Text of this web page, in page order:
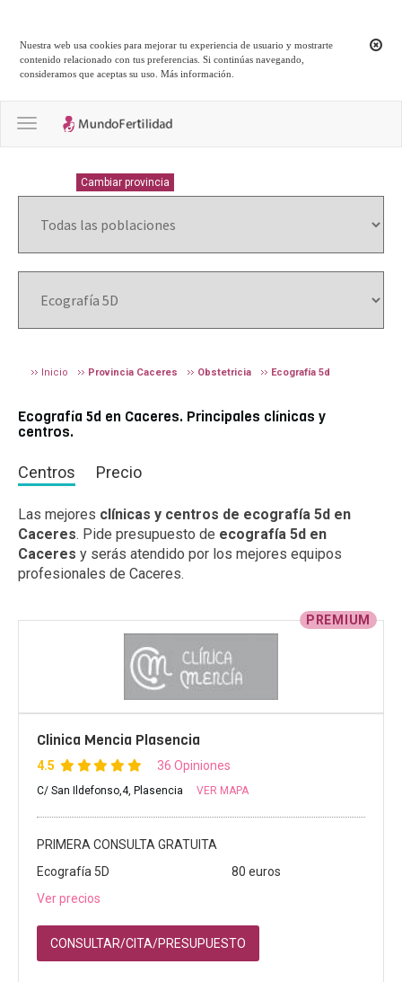
Nuestra web usa cookies para mejorar tu experiencia de usuario y mostrarte
contenido relacionado con tus preferencias. Si continúas navegando,
consideramos que aceptas su uso.Más información
Toggle navigation
Cambiar provincia
Inicio Provincia Caceres Obstetricia Ecografía 5d
Ecografía 5d en Caceres. Principales clínicas y
centros.
Centros Precio
Las mejores clínicas y centros de ecografía 5d en
Caceres. Pide presupuesto de ecografía 5d en
Caceres y serás atendido por los mejores equipos
profesionales de Caceres.
PREMIUM
Clinica Mencia Plasencia
4.5 36 Opiniones
C/ San Ildefonso,4, Plasencia VER MAPA
PRIMERA CONSULTA GRATUITA
Ecografía 5D
80 euros
Ver precios
CONSULTAR/CITA/PRESUPUESTO